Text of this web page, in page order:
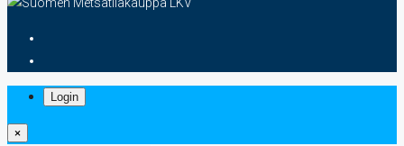
Login
×